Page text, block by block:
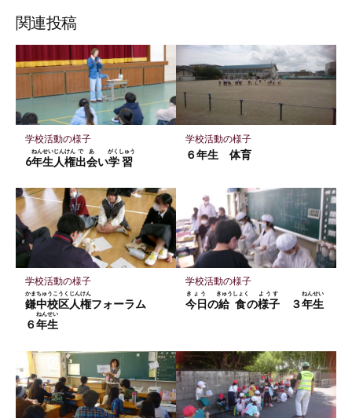
ア
ク
マ
ー
ク
に
存
関連投稿
学校活動の様子
6年生
ねんせい
人権
じんけん
出会
であ
い学習
がくしゅう
学校活動の様子
６年生 体育
学校活動の様子
鎌中校区人権
かまちゅうこうくじんけん
フォーラム
６年生
ねんせい
学校活動の様子
今日
きょう
の給食
きゅうしょく
の様子
ようす
３年生
ねんせい